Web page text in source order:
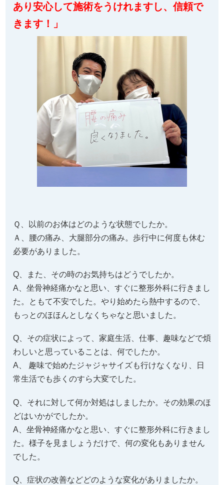
あり安心して施術をうけれますし、信頼で
きます！」
Ｑ、以前のお体はどのような状態でしたか。
Ａ、腰の痛み、大腿部分の痛み。歩行中に何度も休む
必要がありました。
Q、また、その時のお気持ちはどうでしたか。
A、坐骨神経痛かなと思い、すぐに整形外科に行きまし
た。ともて不安でした。やり始めたら熱中するので、
もっとのほほんとしなくちゃなと思いました。
Q、その症状によって、家庭生活、仕事、趣味などで煩
わしいと思っていることは、何でしたか。
A、 趣味で始めたジャジャサイズも行けなくなり、日
常生活でも歩くのすら大変でした。
Q、それに対して何か対処はしましたか。その効果のほ
どはいかがでしたか。
A、坐骨神経痛かなと思い、すぐに整形外科に行きまし
た。様子を見ましょうだけで、何の変化もありません
でした。
Q、症状の改善などどのような変化がありましたか。